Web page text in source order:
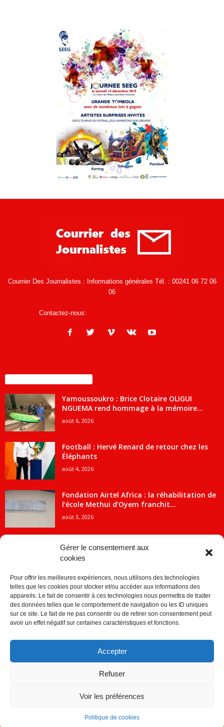
Gérer le consentement aux
cookies
Pour offrir les meilleures expériences, nous utilisons des technologies
telles que les cookies pour stocker et/ou accéder aux informations des
appareils. Le fait de consentir à ces technologies nous permettra de traiter
des données telles que le comportement de navigation ou les ID uniques
sur ce site. Le fait de ne pas consentir ou de retirer son consentement peut
avoir un effet négatif sur certaines caractéristiques et fonctions.
Accepter
Refuser
Voir les préférences
Politique de cookies
Courrier Des Journalistes : Informations générales Tél. : 00241 06 72 06
06
Contactez-nous:
Yamoussoukro : Brice Clotaire OLIGUI
NGUEMA rend hommage à la mémoire...
août 6, 2026
Football : Hervé Renard de retour chez les
Éléphants
août 4, 2026
Fondation Airtel Africa : la réhabilitation de
l’école Methui d’Oyem franchit...
août 3, 2026
CATÉGORIE POPULAIRE
ACTUALITES
Economie 2091
1840
Société
Sport 859
© © Copyright 2014 - CDJ Médias - tous droits reservés